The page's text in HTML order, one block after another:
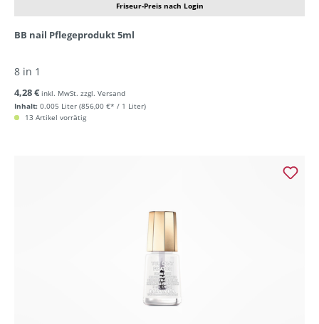
Friseur-Preis nach Login
BB nail Pflegeprodukt 5ml
8 in 1
Inhalt: 0.005 Liter (856,00 €* / 1 Liter)
4,28 € inkl. MwSt. zzgl. Versand
13 Artikel vorrätig